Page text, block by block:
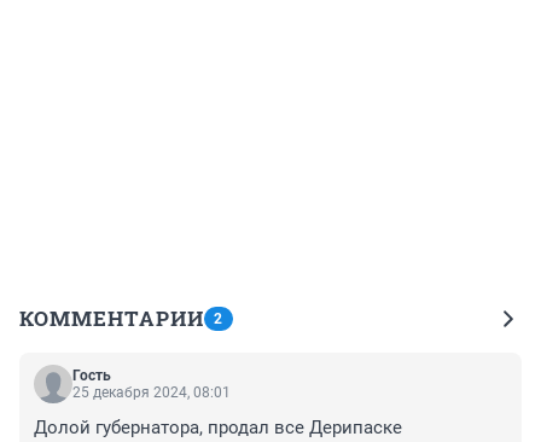
КОММЕНТАРИИ 2
Гость
25 декабря 2024, 08:01
Долой губернатора, продал все Дерипаске